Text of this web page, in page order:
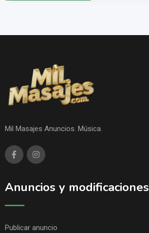
Mil Masajes Anuncios. Música.
Anuncios y modificaciones
Publicar anuncio